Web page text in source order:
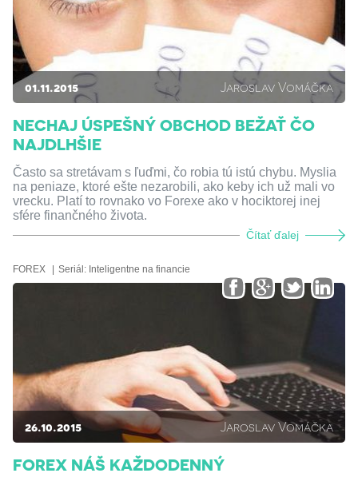
01.11.2015 Jaroslav Vomáčka
NECHAJ ÚSPEŠNÝ OBCHOD BEŽAŤ ČO
NAJDLHŠIE
Často sa stretávam s ľuďmi, čo robia tú istú chybu. Myslia
na peniaze, ktoré ešte nezarobili, ako keby ich už mali vo
vrecku. Platí to rovnako vo Forexe ako v hociktorej inej
sfére finančného života.
Čítať ďalej
FOREX Seriál: Inteligentne na financie
26.10.2015 Jaroslav Vomáčka
FOREX NÁŠ KAŽDODENNÝ